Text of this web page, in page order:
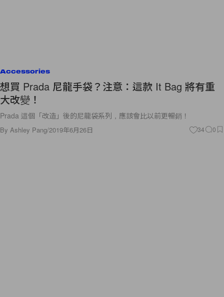
Accessories
想買 Prada 尼龍手袋？注意：這款 It Bag 將有重
大改變！
Prada 這個「改造」後的尼龍袋系列，應該會比以前更暢銷！
By Ashley Pang/2019年6月26日 34 0